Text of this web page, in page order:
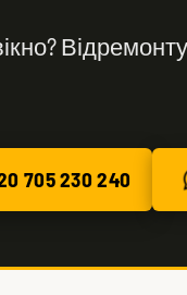
230 240